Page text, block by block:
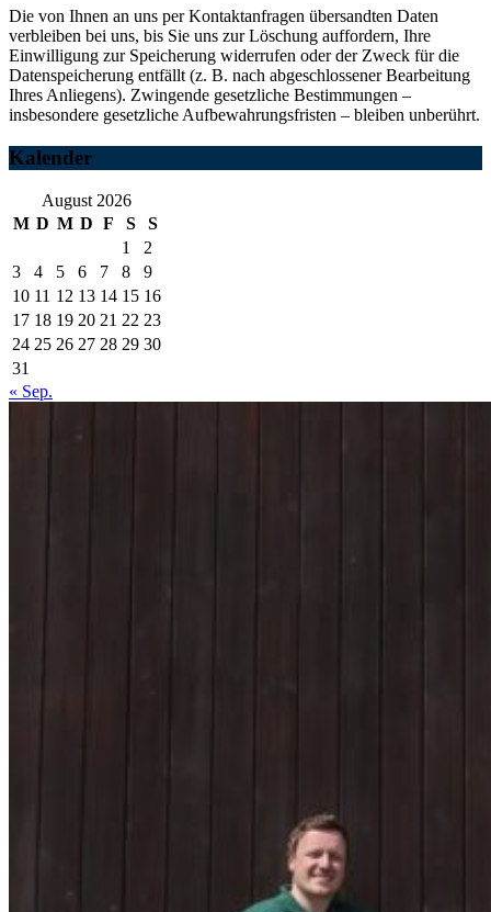
Die von Ihnen an uns per Kontaktanfragen übersandten Daten
verbleiben bei uns, bis Sie uns zur Löschung auffordern, Ihre
Einwilligung zur Speicherung widerrufen oder der Zweck für die
Datenspeicherung entfällt (z. B. nach abgeschlossener Bearbeitung
Ihres Anliegens). Zwingende gesetzliche Bestimmungen –
insbesondere gesetzliche Aufbewahrungsfristen – bleiben unberührt.
Kalender
August 2026
M D M D F S
S
1
2
3
4 5 6 7 8
9
10 11 12 13 14 15 16
17 18 19 20 21 22 23
24 25 26 27 28 29 30
31
« Sep.